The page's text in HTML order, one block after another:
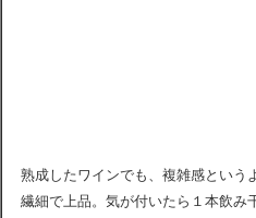
熟成したワインでも、複雑感という
繊細で上品。気が付いたら１本飲み